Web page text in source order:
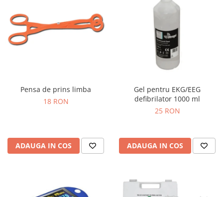
Pensa de prins limba
18 RON
ADAUGA IN COS
Gel pentru EKG/EEG
defibrilator 1000 ml
25 RON
ADAUGA IN COS